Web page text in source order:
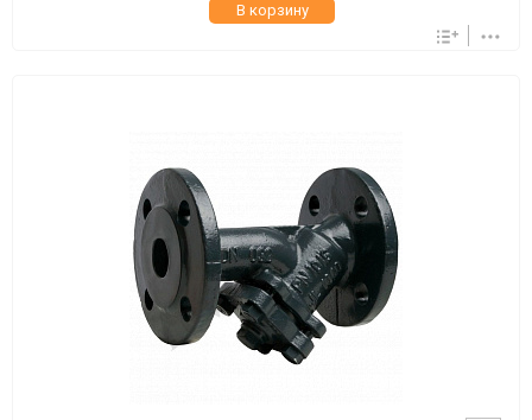
В корзину